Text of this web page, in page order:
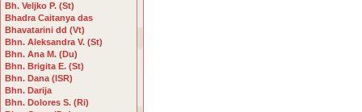
Bh. Veljko P. (St)
Bhadra Caitanya das
Bhavatarini dd (Vt)
Bhn. Aleksandra V. (St)
Bhn. Ana M. (Du)
Bhn. Brigita E. (St)
Bhn. Dana (ISR)
Bhn. Darija
Bhn. Dolores S. (Ri)